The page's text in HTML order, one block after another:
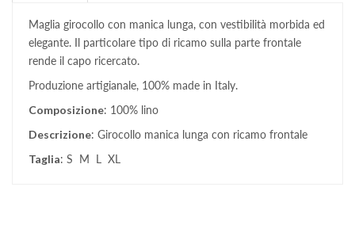
Maglia girocollo con manica lunga, con vestibilità morbida ed
elegante. Il particolare tipo di ricamo sulla parte frontale
rende il capo ricercato.
Produzione artigianale, 100% made in Italy.
Composizione: 100% lino
Descrizione: Girocollo manica lunga con ricamo frontale
Taglia: S M L XL